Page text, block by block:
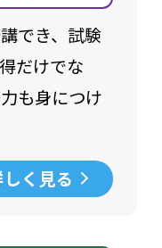
でき、試験
だけでな
も身につけ
く見る